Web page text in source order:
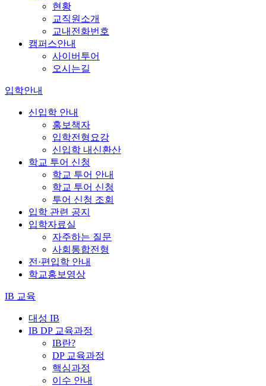
현황
교직원소개
교내전화번호
캠퍼스안내
사이버투어
오시는길
입학안내
신입학 안내
홍보책자
입학전형요강
신입학 내신환산
학교 투어 신청
학교 투어 안내
학교 투어 신청
투어 신청 조회
입학 관련 공지
입학자료실
자주하는 질문
사회통합전형
전·편입학 안내
학교홍보영상
IB 교육
대성 IB
IB DP 교육과정
IB란?
DP 교육과정
핵심과정
이수 안내